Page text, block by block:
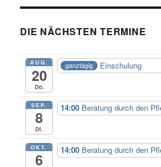
DIE NÄCHSTEN TERMINE
AUG.
20
Do.
ganztägig Einschulung
SEP.
8
Di.
14:00 Beratung durch den
OKT.
6
14:00 Beratung durch den